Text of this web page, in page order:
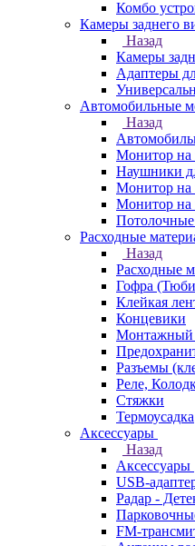
Комбо
Камеры заднего
Назад
Камеры
Адаптеры
Автомобильные
Назад
Монитор на
Наушники
Монитор на
Монитор на
Расходные
Назад
Расходные
Гофра
Клейкая
Концевики
Монтажный
Разъемы
Реле,
Стяжки
Термоусадка
Аксессуары
Назад
Аксессуары
USB-
Радар -
FM-